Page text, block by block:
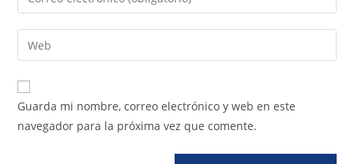
Guarda mi nombre, correo electrónico y web en este
navegador para la próxima vez que comente.